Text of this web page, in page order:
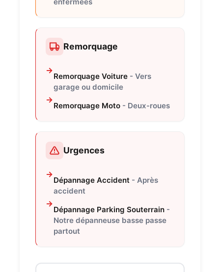
Remorquage
Remorquage Voiture - Vers
garage ou domicile
Remorquage Moto - Deux-roues
Urgences
Dépannage Accident - Après
accident
Dépannage Parking Souterrain -
Notre dépanneuse basse passe
partout